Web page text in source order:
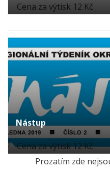
Cena za výtisk 12 Kč
Nástup
Cena za výtisk 12 Kč
Prozatím zde